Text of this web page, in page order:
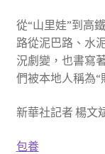
從“山里娃”到高
路從泥巴路、水
況劇變，也書寫
們被本地人稱為“
新華社記者 楊文
包養